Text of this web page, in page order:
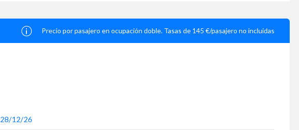
Precio por pasajero en ocupación doble. Tasas de 145 €/pasajero no incluidas
28/12/26